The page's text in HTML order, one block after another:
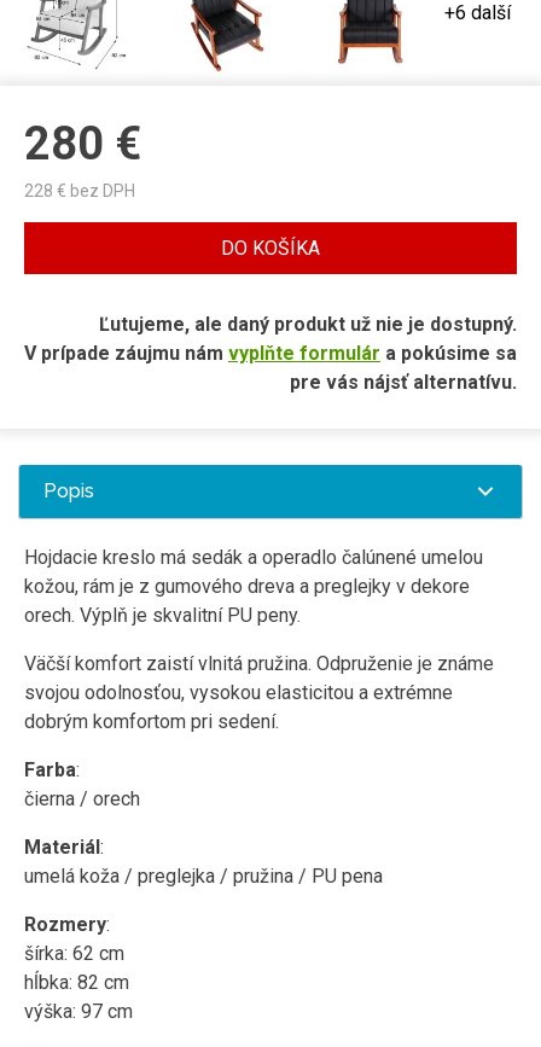
+6 další
280 €
228 € bez DPH
DO KOŠÍKA
Ľutujeme, ale daný produkt už nie je dostupný.
V prípade záujmu nám vyplňte formulár a pokúsime sa
pre vás nájsť alternatívu.
Popis
Hojdacie kreslo má sedák a operadlo čalúnené umelou
kožou, rám je z gumového dreva a preglejky v dekore
orech. Výplň je skvalitní PU peny.
Väčší komfort zaistí vlnitá pružina. Odpruženie je známe
svojou odolnosťou, vysokou elasticitou a extrémne
dobrým komfortom pri sedení.
Farba:
čierna / orech
Materiál:
umelá koža / preglejka / pružina / PU pena
Rozmery:
šírka: 62 cm
hĺbka: 82 cm
výška: 97 cm